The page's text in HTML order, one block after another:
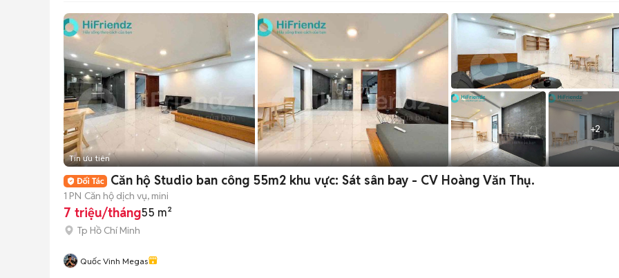
+2
Tin ưu tiên
Căn hộ Studio ban công 55m2 khu vực: Sát sân bay - CV Hoàng Văn Thụ.
1 PN Căn hộ dịch vụ, mini
7 triệu/tháng55 m²
Tp Hồ Chí Minh
Quốc Vinh Megas